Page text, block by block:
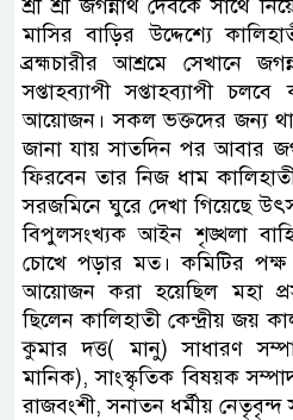
শ্রী শ্রী জগন্নাথ দেবকে সাথে
মাসির বাড়ির উদ্দেশ্যে
ব্রহ্মচারীর আশ্রমে সেখানে
সপ্তাহব্যাপী সপ্তাহব্যাপী
আয়োজন। সকল ভক্তদের জন্য
জানা যায় সাতদিন পর আবার
ফিরবেন তার নিজ ধাম
সরজমিনে ঘুরে দেখা গিয়েছে
বিপুলসংখ্যক আইন শৃঙ্খলা
চোখে পড়ার মত। কমিটির
আয়োজন করা হয়েছিল মহা
ছিলেন কালিহাতী কেন্দ্রীয় জয়
কুমার দত্ত( মানু) সাধারণ
মানিক), সাংস্কৃতিক বিষয়ক
রাজবংশী, সনাতন ধর্মীয় নেতৃবৃন্দ